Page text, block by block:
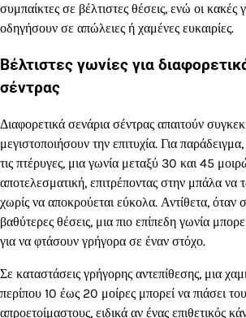
συμπαίκτες σε βέλτιστες θέσεις, ενώ οι κακές
οδηγήσουν σε απώλειες ή χαμένες ευκαιρίες.
Βέλτιστες γωνίες για
σέντρας
Διαφορετικά σενάρια σέντρας απαιτούν
μεγιστοποιήσουν την επιτυχία. Για
τις πτέρυγες, μια γωνία μεταξύ 30 και 45
αποτελεσματική, επιτρέποντας στην μπάλα να
χωρίς να αποκρούεται εύκολα. Αντίθετα, όταν
βαθύτερες θέσεις, μια πιο επίπεδη γωνία
για να φτάσουν γρήγορα σε έναν στόχο.
Σε καταστάσεις γρήγορης αντεπίθεσης, μια
περίπου 10 έως 20 μοίρες μπορεί να πιάσει
απροετοίμαστους, ειδικά αν ένας επιθετικός